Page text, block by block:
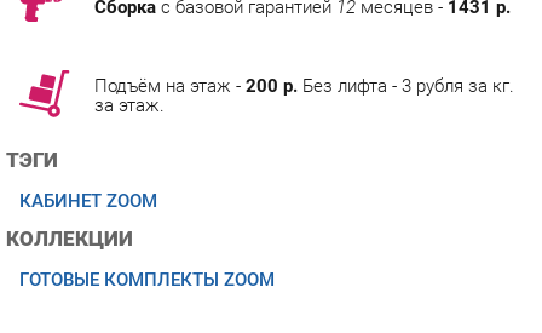
ТЭГИ
КОЛЛЕКЦИИ
ГОТОВЫЕ КОМПЛЕКТЫ ZOOM
ОПИСАНИЕ